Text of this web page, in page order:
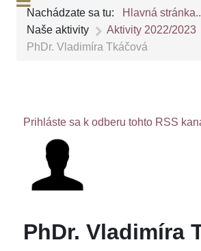
Nachádzate sa tu:
Hlavná
Naše aktivity
Aktivity 2022/2023
PhDr. Vladimíra Tkáčová
Prihláste sa k odberu tohto RSS
PhDr. Vladimíra